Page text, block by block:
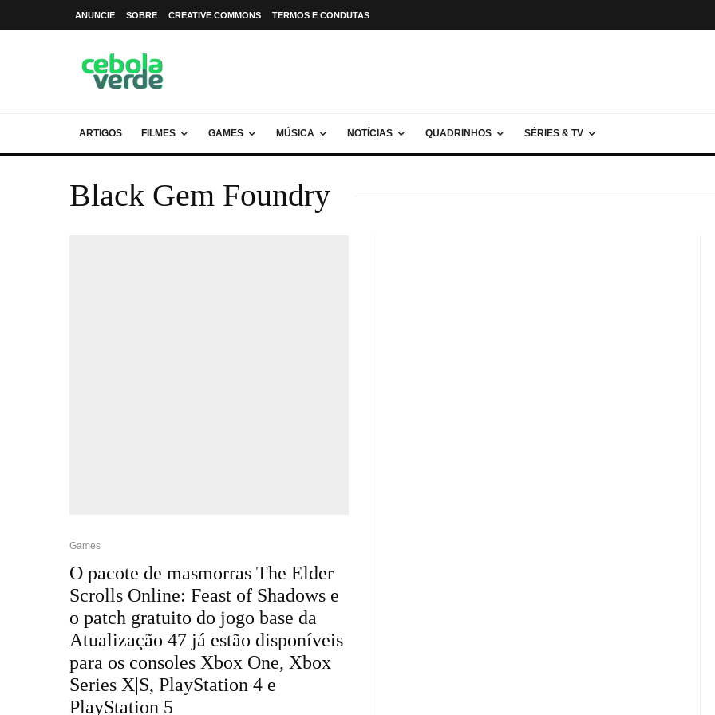
ANUNCIE SOBRE CREATIVE COMMONS TERMOS E CONDUTAS
ARTIGOS FILMES GAMES MÚSICA NOTÍCIAS QUADRINHOS SÉRIES & TV
Black Gem Foundry
Games
O pacote de masmorras The Elder
Scrolls Online: Feast of Shadows e
o patch gratuito do jogo base da
Atualização 47 já estão disponíveis
para os consoles Xbox One, Xbox
Series X|S, PlayStation 4 e
PlayStation 5